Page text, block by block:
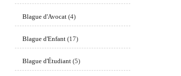
Blague d'Avocat(4)
Blague d'Enfant(17)
Blague d'Étudiant(5)